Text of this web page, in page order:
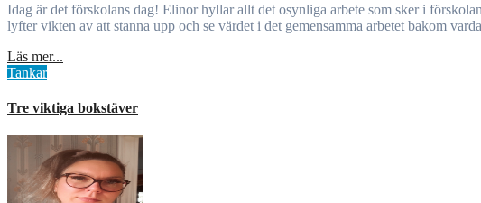
Idag är det förskolans dag! Elinor hyllar allt det osynliga arbete som sker i förskolan varje dag. Genom relationer, omsorg, konflikter, lärande och samarbete formas både barnens nutid och samhällets framtid. Hon
lyfter vikten av att stanna upp och se värdet i det gemensamma arbetet bakom
Läs mer...
Tankar
Tre viktiga bokstäver